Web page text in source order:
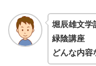
堀辰雄文学
緑陰講座
どんな内容